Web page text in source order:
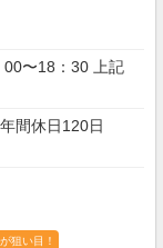
18：30 上記
間休日120日
狙い目！